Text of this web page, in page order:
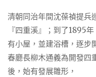
清朝同治年間沈葆禎提兵
『四重溪』；到了1895
有小屋，並建浴槽，逐步
春廳長柳木通義為開發四
後，始有發展雛形，